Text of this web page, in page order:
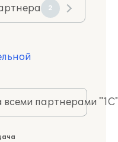
2
всеми партнерами